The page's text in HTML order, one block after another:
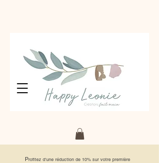
Profitez d'une réduction de 10% sur votre première